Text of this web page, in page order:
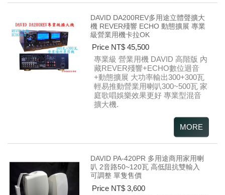
DAVID DA200REV多用途立體聲擴大
機 REVER殘響 ECHO 動態擴展 專業
級營業用機卡拉OK
Price NT$ 45,500
專業級 營業用機 DAVID 高階版 內
藏REVER殘響+ECHO數位迴音
+動態擴展 大功率輸出300+300瓦
輕易推動營業用喇叭300~500瓦 家
庭歌唱娛樂效果更好 專業型混音
擴大機.
DAVID PA-420PR 多用途商用家用喇
叭 2音路50~120瓦 高低阻抗雙輸入
可調整 單隻售價
Price NT$ 3,600